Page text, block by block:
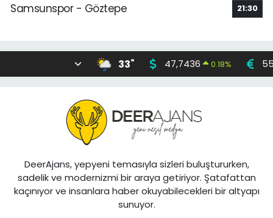
Samsunspor - Göztepe
21:30
33° 47,7436 0.18%
DeerAjans, yepyeni temasıyla sizleri buluştururken,
sadelik ve modernizmi bir araya getiriyor. Şatafattan
kaçınıyor ve insanlara haber okuyabilecekleri bir altyapı
sunuyor.